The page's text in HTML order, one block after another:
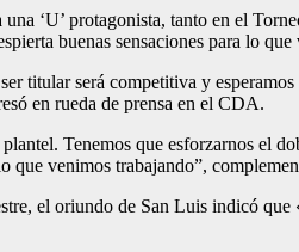
‘U’ protagonista, tanto en el
buenas sensaciones para lo que
titular será competitiva y
en rueda de prensa en el CDA.
Tenemos que esforzarnos el
que venimos trabajando”,
el oriundo de San Luis indicó